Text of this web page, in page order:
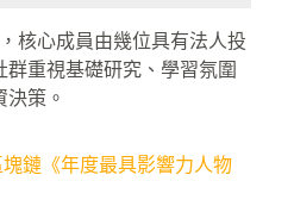
核心成員由幾位具有法人投
重視基礎研究、學習氛圍
策。
鏈《年度最具影響力人物